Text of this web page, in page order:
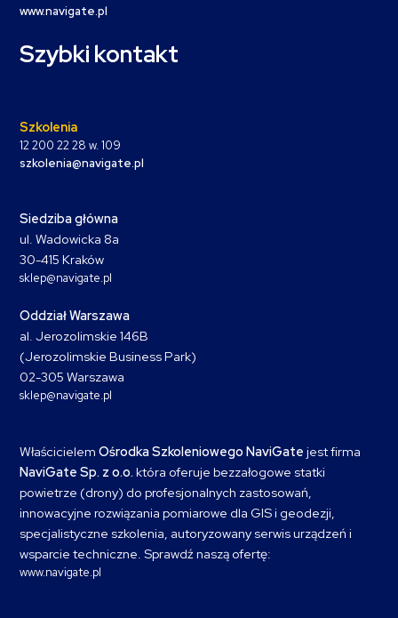
www.navigate.pl
Szybki kontakt
Szkolenia
12 200 22 28 w. 109
szkolenia@navigate.pl
Siedziba główna
ul. Wadowicka 8a
30-415 Kraków
sklep@navigate.pl
Oddział Warszawa
al. Jerozolimskie 146B
(Jerozolimskie Business Park)
02-305 Warszawa
sklep@navigate.pl
Właścicielem Ośrodka Szkoleniowego NaviGate jest firma
NaviGate Sp. z o.o. która oferuje bezzałogowe statki
powietrze (drony) do profesjonalnych zastosowań,
innowacyjne rozwiązania pomiarowe dla GIS i geodezji,
specjalistyczne szkolenia, autoryzowany serwis urządzeń i
wsparcie techniczne. Sprawdź naszą ofertę:
www.navigate.pl